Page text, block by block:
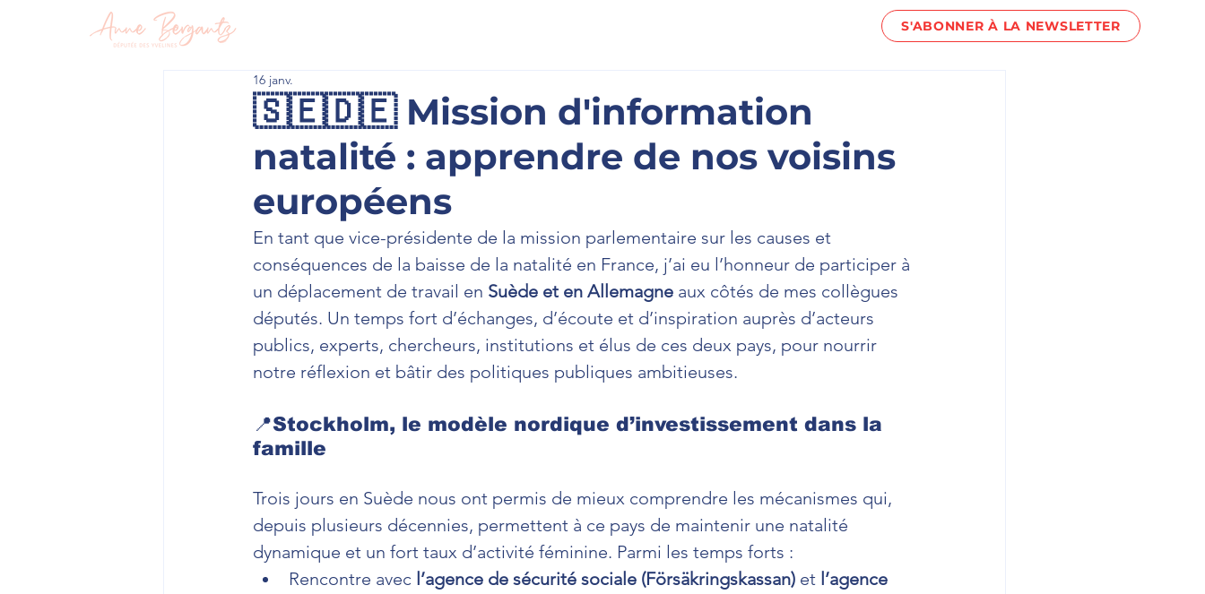
S'ABONNER À LA NEWSLETTER
🇸🇪🇩🇪 Mission d'information
natalité : apprendre de nos voisins
européens
16 janv.
En tant que vice-présidente de la mission parlementaire sur les causes et
conséquences de la baisse de la natalité en France, j’ai eu l’honneur de participer à
un déplacement de travail en Suède et en Allemagne aux côtés de mes collègues
députés. Un temps fort d’échanges, d’écoute et d’inspiration auprès d’acteurs
publics, experts, chercheurs, institutions et élus de ces deux pays, pour nourrir
notre réflexion et bâtir des politiques publiques ambitieuses.
📍Stockholm, le modèle nordique d’investissement dans la
famille
Trois jours en Suède nous ont permis de mieux comprendre les mécanismes qui,
depuis plusieurs décennies, permettent à ce pays de maintenir une natalité
dynamique et un fort taux d’activité féminine. Parmi les temps forts :
Rencontre avec l’agence de sécurité sociale (Försäkringskassan) et l’agence